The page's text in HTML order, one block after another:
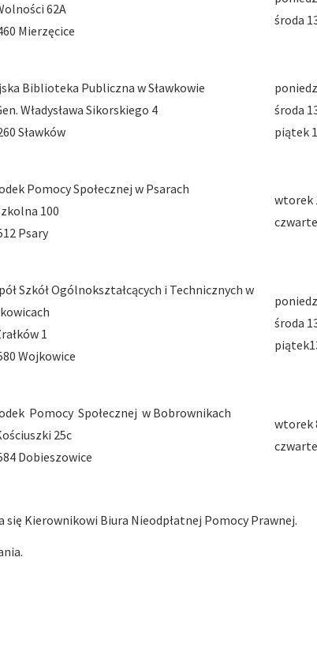
62A
Mierzęcice
środa
Biblioteka Publiczna w Sławkowie
Władysława Sikorskiego 4
Sławków
środa
piątek
Pomocy Społecznej w Psarach
100
Psary
wtorek
Szkół Ogólnokształcących i Technicznych w
1
Wojkowice
środa
Pomocy Społecznej w Bobrownikach
25c
Dobieszowice
wtorek
Kierownikowi Biura Nieodpłatnej Pomocy Prawnej.